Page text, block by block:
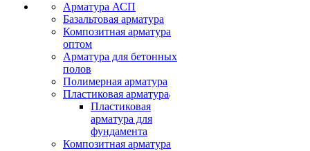
Арматура АСП
Базальтовая арматура
Композитная арматура
оптом
Арматура для бетонных
полов
Полимерная арматура
Пластиковая арматура
Пластиковая
арматура для
фундамента
Композитная арматура